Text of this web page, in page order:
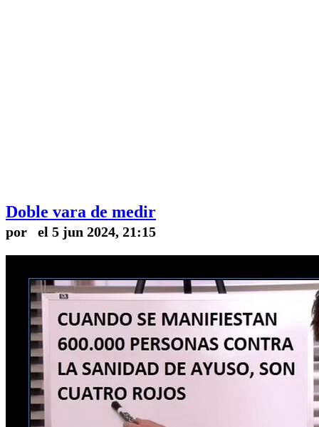
Doble vara de medir
por el 5 jun 2024, 21:15